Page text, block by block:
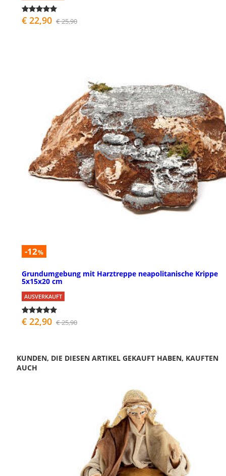
€ 22,90 € 25,90
-12%
Grundumgebung mit Harztreppe neapolitanische Krippe
5x15x20 cm
AUSVERKAUFT
€ 22,90 € 25,90
KUNDEN, DIE DIESEN ARTIKEL GEKAUFT HABEN, KAUFTEN
AUCH